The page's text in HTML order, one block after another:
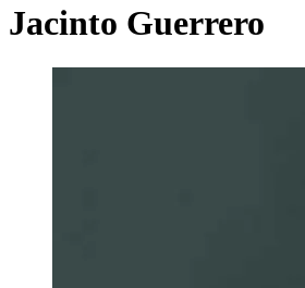
Jacinto Guerrero